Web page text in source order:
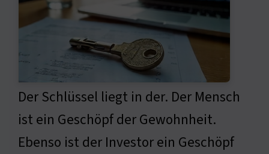
Der Schlüssel liegt in der. Der Mensch
ist ein Geschöpf der Gewohnheit.
Ebenso ist der Investor ein Geschöpf